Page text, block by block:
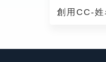
創用CC-